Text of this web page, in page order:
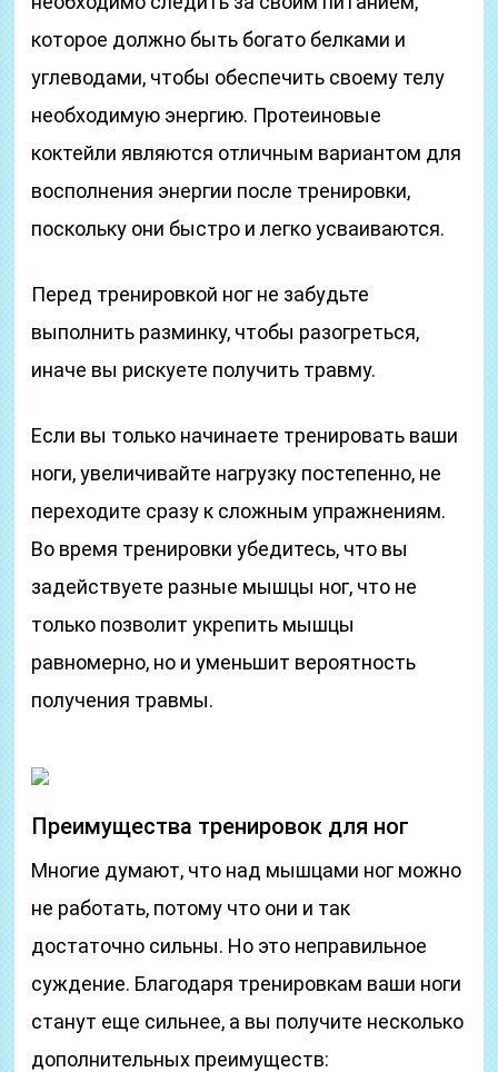
которое должно быть богато белками и
углеводами, чтобы обеспечить своему телу
необходимую энергию. Протеиновые
коктейли являются отличным вариантом для
восполнения энергии после тренировки,
поскольку они быстро и легко усваиваются.
Перед тренировкой ног не забудьте
выполнить разминку, чтобы разогреться,
иначе вы рискуете получить травму.
Если вы только начинаете тренировать ваши
ноги, увеличивайте нагрузку постепенно, не
переходите сразу к сложным упражнениям.
Во время тренировки убедитесь, что вы
задействуете разные мышцы ног, что не
только позволит укрепить мышцы
равномерно, но и уменьшит вероятность
получения травмы.
Преимущества тренировок для ног
Многие думают, что над мышцами ног можно
не работать, потому что они и так
достаточно сильны. Но это неправильное
суждение. Благодаря тренировкам ваши ноги
станут еще сильнее, а вы получите несколько
дополнительных преимуществ: